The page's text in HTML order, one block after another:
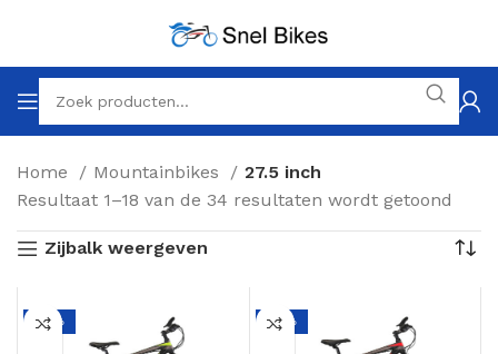
Home Mountainbikes
27.5 inch
Resultaat 1–18 van de 34 resultaten wordt getoond
Zijbalk weergeven
-21% -21%